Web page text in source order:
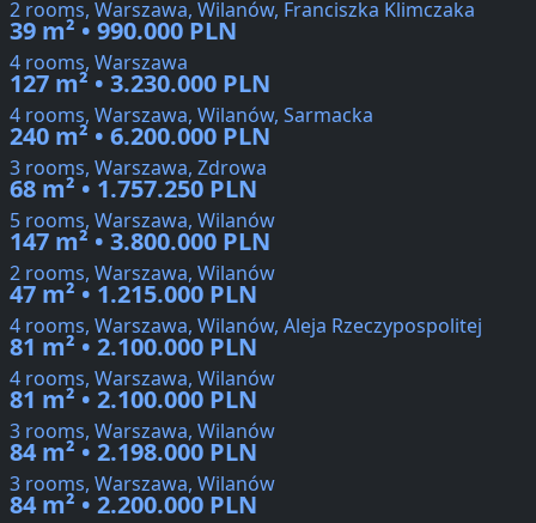
2 rooms, Warszawa, Wilanów, Franciszka Klimczaka
39 m² • 990.000 PLN
4 rooms, Warszawa
127 m² • 3.230.000 PLN
4 rooms, Warszawa, Wilanów, Sarmacka
240 m² • 6.200.000 PLN
3 rooms, Warszawa, Zdrowa
68 m² • 1.757.250 PLN
5 rooms, Warszawa, Wilanów
147 m² • 3.800.000 PLN
2 rooms, Warszawa, Wilanów
47 m² • 1.215.000 PLN
4 rooms, Warszawa, Wilanów, Aleja Rzeczypospolitej
81 m² • 2.100.000 PLN
4 rooms, Warszawa, Wilanów
81 m² • 2.100.000 PLN
3 rooms, Warszawa, Wilanów
84 m² • 2.198.000 PLN
3 rooms, Warszawa, Wilanów
84 m² • 2.200.000 PLN